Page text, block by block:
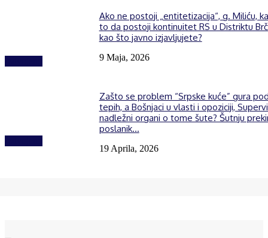
Ako ne postoji „entitetizacija“, g. Miliću,
to da postoji kontinuitet RS u Distriktu
kao što javno izjavljujete?
9 Maja, 2026
Zašto se problem “Srpske kuće” gura
tepih, a Bošnjaci u vlasti i opoziciji,
nadležni organi o tome šute? Šutnju
poslanik...
19 Aprila, 2026